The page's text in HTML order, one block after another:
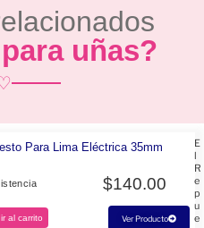
uñas?
Para Lima Eléctrica 35mm
$140.00
al carrito Ver Producto
E
l
R
e
p
u
e